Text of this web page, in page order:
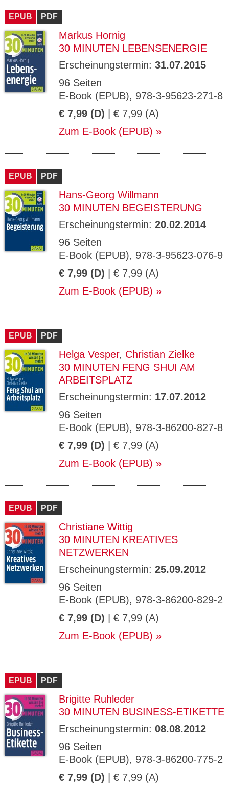
EPUB PDF
Markus Hornig
30 MINUTEN LEBENSENERGIE
Erscheinungstermin: 31.07.2015
96 Seiten
E-Book (EPUB), 978-3-95623-271-8
€ 7,99 (D) | € 7,99 (A)
Zum E-Book (EPUB)
EPUB PDF
Hans-Georg Willmann
30 MINUTEN BEGEISTERUNG
Erscheinungstermin: 20.02.2014
96 Seiten
E-Book (EPUB), 978-3-95623-076-9
€ 7,99 (D) | € 7,99 (A)
Zum E-Book (EPUB)
EPUB PDF
Helga Vesper, Christian Zielke
30 MINUTEN FENG SHUI AM
ARBEITSPLATZ
Erscheinungstermin: 17.07.2012
96 Seiten
E-Book (EPUB), 978-3-86200-827-8
€ 7,99 (D) | € 7,99 (A)
Zum E-Book (EPUB)
EPUB PDF
Christiane Wittig
30 MINUTEN KREATIVES
NETZWERKEN
Erscheinungstermin: 25.09.2012
96 Seiten
E-Book (EPUB), 978-3-86200-829-2
€ 7,99 (D) | € 7,99 (A)
Zum E-Book (EPUB)
EPUB PDF
Brigitte Ruhleder
30 MINUTEN BUSINESS-ETIKETTE
Erscheinungstermin: 08.08.2012
96 Seiten
E-Book (EPUB), 978-3-86200-775-2
€ 7,99 (D) | € 7,99 (A)